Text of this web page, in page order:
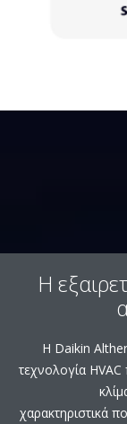
Η
Η Daikin
τεχνολογία
χαρακτηριστικά